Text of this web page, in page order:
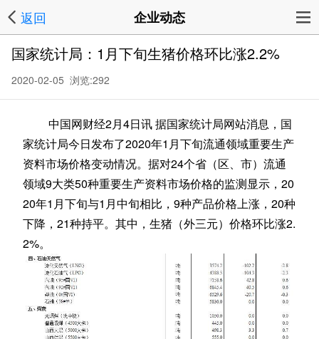
返回 企业动态
国家统计局：1月下旬生猪价格环比涨2.2%
2020-02-05 浏览:292
中国网财经2月4日讯 据国家统计局网站消息，国
家统计局今日发布了2020年1月下旬流通领域重要生产
资料市场价格变动情况。据对24个省（区、市）流通
领域9大类50种重要生产资料市场价格的监测显示，20
20年1月下旬与1月中旬相比，9种产品价格上涨，20种
下降，21种持平。其中，生猪（外三元）价格环比涨2.
2%。